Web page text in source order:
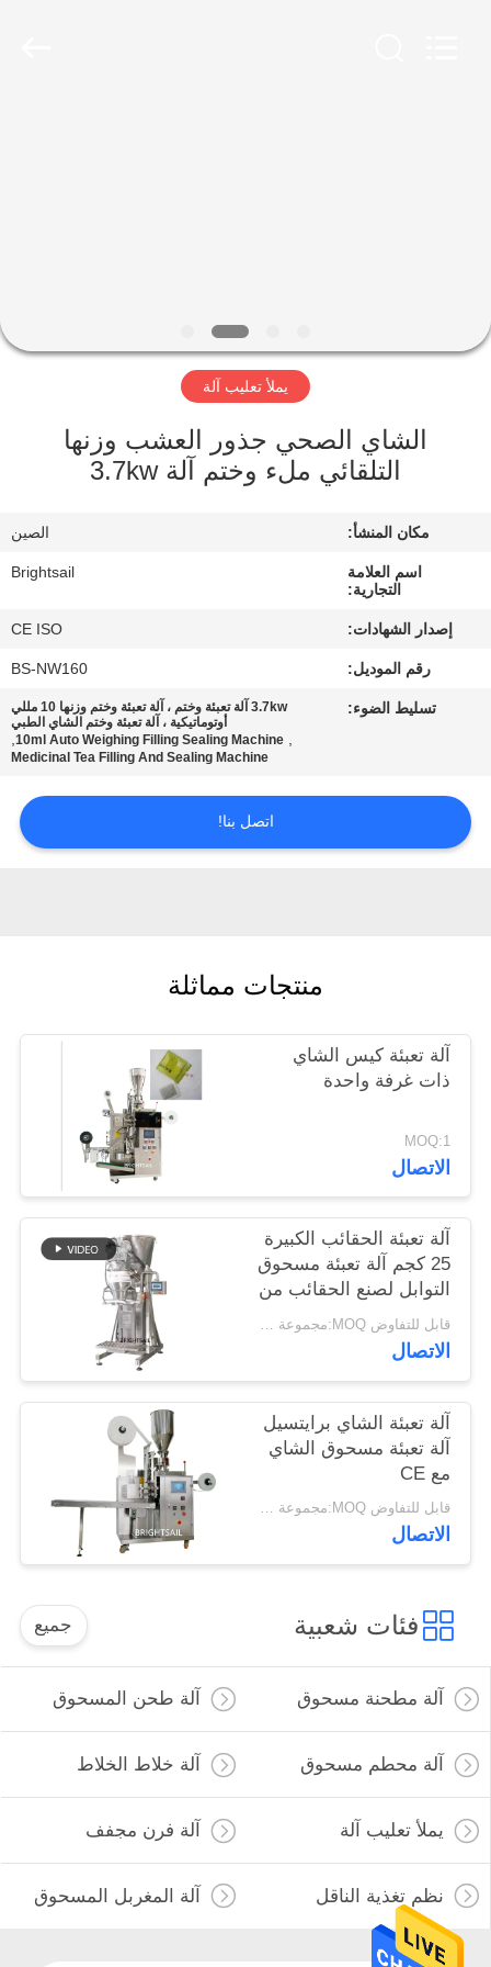
فيديو
المعمل
مراقبة
الجودة
بنا
الموقع
POLICY
يملأ تعليب آلة
الشاي الصحي جذور العشب وزنها
التلقائي ملء وختم آلة 3.7kw
مكان المنشأ: الصين
اسم العلامة
التجارية:
Brightsail
إصدار الشهادات: CE ISO
رقم الموديل: BS-NW160
تسليط الضوء:
3.7kw آلة تعبئة وختم ، آلة تعبئة وختم وزنها 10 مللي
أوتوماتيكية ، آلة تعبئة وختم الشاي الطبي
,
10ml Auto Weighing Filling Sealing Machine
,
Medicinal Tea Filling And Sealing Machine
اتصل بنا!
منتجات مماثلة
آلة تعبئة كيس الشاي
ذات غرفة واحدة
MOQ:1
الاتصال
آلة تعبئة الحقائب الكبيرة
25 كجم آلة تعبئة مسحوق
التوابل لصنع الحقائب من
برايتسيل
قابل للتفاوض MOQ:مجموعة واحدة
الاتصال
آلة تعبئة الشاي برايتسيل
آلة تعبئة مسحوق الشاي
مع CE
قابل للتفاوض MOQ:مجموعة واحدة
الاتصال
فئات شعبية جميع
آلة مطحنة مسحوق آلة طحن المسحوق
آلة محطم مسحوق آلة خلاط الخلاط
يملأ تعليب آلة آلة فرن مجفف
نظم تغذية الناقل آلة المغربل المسحوق